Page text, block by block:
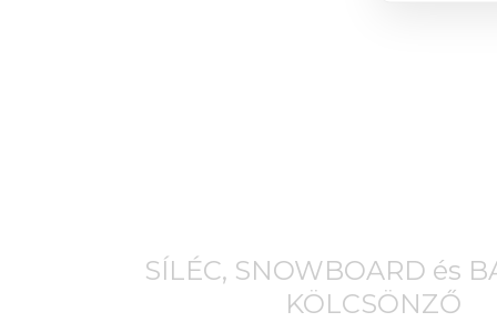
SÍLÉC, SNOWBOARD és
KÖLCSÖNZŐ